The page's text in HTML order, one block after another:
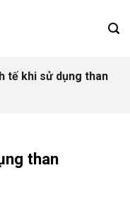
tế khi sử dụng than
than